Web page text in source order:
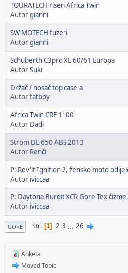
TOURATECH riseri Africa Twin
Autorgianni
SW MOTECH fuzeri
Autorgianni
Schuberth C3pro XL 60/61 Europa
AutorSuki
Držač / nosač top case-a
Autorfatboy
Africa Twin CRF 1100
Autor Dadi
Strom DL 650 ABS 2013
Autor Renči
P: Rev'it Ignition 2, žensko moto
Autor iviccaa
P: Daytona Burdit XCR Gore-Tex
Autor iviccaa
GORE Str 1 2 3 ... 26
Anketa
Moved Topic